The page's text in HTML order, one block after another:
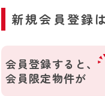
新規会員登録
会員登録すると、
会員限定物件が